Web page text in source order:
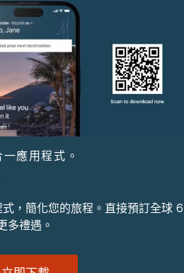
應用程式。
，簡化您的旅程。直接預訂全球 6
多禮遇。